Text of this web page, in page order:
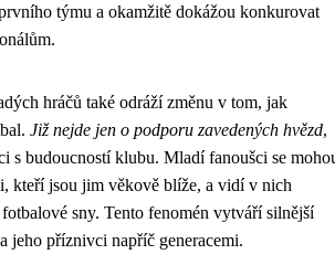
týmu a okamžitě dokážou konkurovat
hráčů také odráží změnu v tom, jak
Již nejde jen o podporu zavedených hvězd,
s budoucností klubu. Mladí fanoušci se
kteří jsou jim věkově blíže, a vidí v nich
sny. Tento fenomén vytváří silnější
jeho příznivci napříč generacemi.